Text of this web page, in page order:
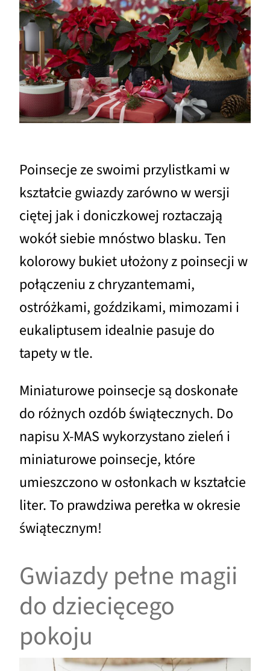
Poinsecje ze swoimi przylistkami w
kształcie gwiazdy zarówno w wersji
ciętej jak i doniczkowej roztaczają
wokół siebie mnóstwo blasku. Ten
kolorowy bukiet ułożony z poinsecji w
połączeniu z chryzantemami,
ostróżkami, goździkami, mimozami i
eukaliptusem idealnie pasuje do
tapety w tle.
Miniaturowe poinsecje są doskonałe
do różnych ozdób świątecznych. Do
napisu X-MAS wykorzystano zieleń i
miniaturowe poinsecje, które
umieszczono w osłonkach w kształcie
liter. To prawdziwa perełka w okresie
świątecznym!
Gwiazdy pełne magii
do dziecięcego
pokoju